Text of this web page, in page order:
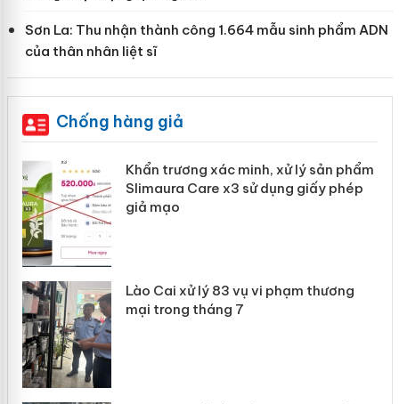
Sơn La: Thu nhận thành công 1.664 mẫu sinh phẩm ADN
của thân nhân liệt sĩ
Chống hàng giả
Khẩn trương xác minh, xử lý sản phẩm
Slimaura Care x3 sử dụng giấy phép
giả mạo
Lào Cai xử lý 83 vụ vi phạm thương
mại trong tháng 7